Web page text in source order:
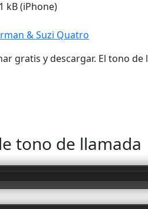
kB (iPhone)
& Suzi Quatro
gratis y descargar. El tono
tono de llamada